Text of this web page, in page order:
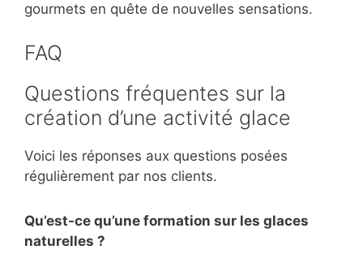
gourmets en quête de nouvelles sensations.
FAQ
Questions fréquentes sur la
création d’une activité glace
Voici les réponses aux questions posées
régulièrement par nos clients.
Qu’est-ce qu’une formation sur les glaces
naturelles ?